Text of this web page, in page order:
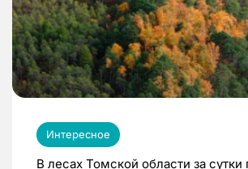
Интересное
В лесах Томской области за сутки